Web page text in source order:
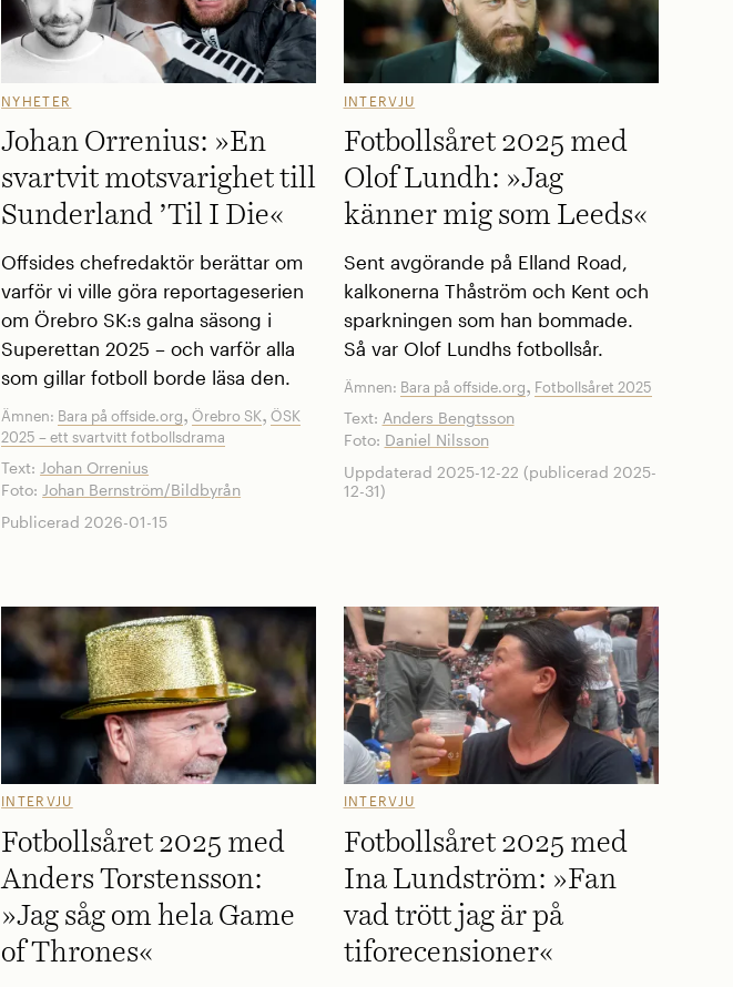
NYHETER
Johan Orrenius: »En
svartvit motsvarighet till
Sunderland ’Til I Die«
Offsides chefredaktör berättar om
varför vi ville göra reportageserien
om Örebro SK:s galna säsong i
Superettan 2025 – och varför alla
som gillar fotboll borde läsa den.
Ämnen: Bara på offside.org,Örebro SK,ÖSK
2025 – ett svartvitt fotbollsdrama
Text: Johan Orrenius
Foto: Johan Bernström/Bildbyrån
Publicerad 2026-01-15
INTERVJU
Fotbollsåret 2025 med
Olof Lundh: »Jag
känner mig som Leeds«
Sent avgörande på Elland Road,
kalkonerna Thåström och Kent och
sparkningen som han bommade.
Så var Olof Lundhs fotbollsår.
Ämnen: Bara på offside.org, Fotbollsåret 2025
Text: Anders Bengtsson
Foto: Daniel Nilsson
Uppdaterad 2025-12-22 (publicerad 2025-
12-31)
INTERVJU
Fotbollsåret 2025 med
Anders Torstensson:
»Jag såg om hela Game
of Thrones«
INTERVJU
Fotbollsåret 2025 med
Ina Lundström: »Fan
vad trött jag är på
tiforecensioner«